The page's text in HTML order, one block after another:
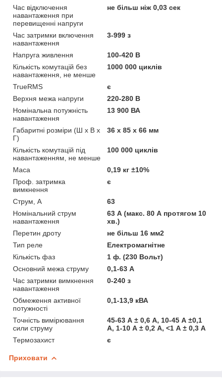
Час відключення
навантаження при
перевищенні напруги
не більш ніж 0,03 сек
Час затримки включення
навантаження
3-999 з
Напруга живлення
100-420 В
Кількість комутацій без
навантаження, не менше
1000 000 циклів
TrueRMS
є
Верхня межа напруги
220-280 В
Номінальна потужність
навантаження
13 900 ВА
Габаритні розміри (Ш х В х
Г)
36 х 85 х 66 мм
Кількість комутацій під
навантаженням, не менше
100 000 циклів
Маса
0,19 кг ±10%
Проф. затримка
вимкнення
є
Струм, А
63
Номінальний струм
навантаження
63 А (макс. 80 А протягом 10
хв.)
Перетин дроту
не більш 16 мм2
Тип реле
Електромагнітне
Кількість фаз
1 ф. (230 Вольт)
Основний межа струму
0,1-63 А
Час затримки вимкнення
навантаження
0-240 з
Обмеження активної
потужності
0,1-13,9 кВА
Точність вимірювання
сили струму
45-63 А ± 0,6 А, 10-45 А ±0,1
А, 1-10 А ± 0,2 А, <1 А ± 0,3 А
Термозахист
є
Приховати